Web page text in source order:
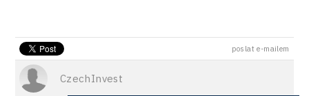
poslat e-mailem
CzechInvest